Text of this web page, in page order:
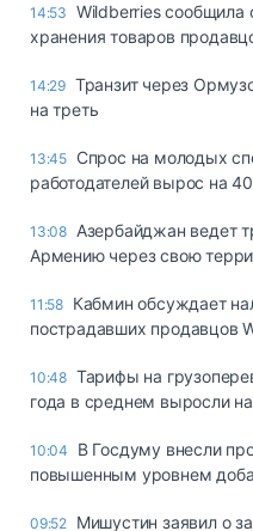
14:53 Wildberries сообщила
хранения товаров
14:29 Транзит через
на треть
13:45 Спрос на молодых
работодателей вырос на
13:08 Азербайджан ведет
Армению через свою
11:58 Кабмин обсуждает
пострадавших продавцов
10:48 Тарифы на
года в среднем выросли на
10:04
В Госдуму внесли
повышенным уровнем
09:52 Мишустин заявил о